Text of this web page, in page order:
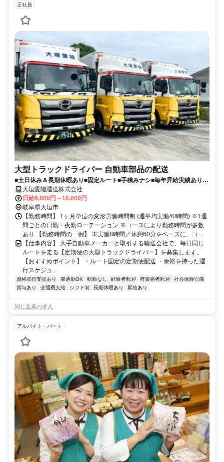
正社員
大型トラックドライバー 自動車部品の配送
■土日休み＆長期休暇あり■固定ルート■手積みナシ■毎年昇給実績あり■
余裕ある運行スケジュール
大垣愛陸運送株式会社
日給9,000円～10,000円
岐阜県大垣市
【勤務時間】 1ヶ月単位の変形労働時間制 (週平均実働40時間) ※1週
間ごとの日勤・夜勤ローテーション ※コースにより勤務時間が多数
あり 【勤務時間の一例】 ※実働8時間／休憩60分をベースに、コ...
【仕事内容】 大手自動車メーカーと取引する輸送会社で、毎日同じ
ルートを走る【定期便の大型トラックドライバー】を募集します。
【おすすめポイント】 ・ルート固定の定期便配送 ・余裕を持った運
行スケジュ...
資格取得支援あり 車通勤OK 転勤なし 経験者歓迎 有資格者歓迎
社会保険完備
賞与あり
交通費支給 シフト制 長期休暇あり 昇給あり
同じ企業の求人
アルバイト・パート